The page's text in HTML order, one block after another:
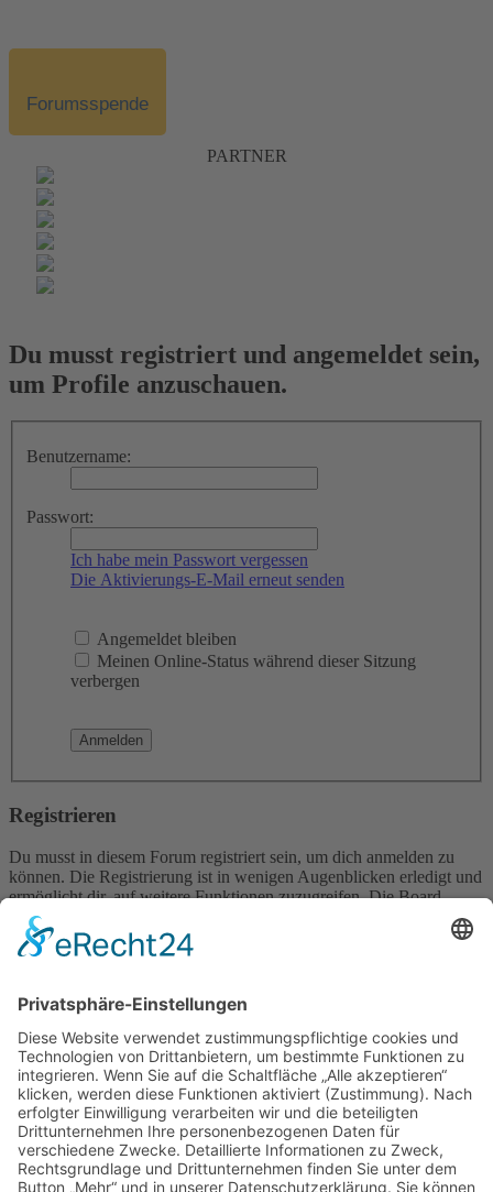
Forumsspende
PARTNER
Du musst registriert und angemeldet sein,
um Profile anzuschauen.
Benutzername:
Passwort:
Ich habe mein Passwort vergessen
Die Aktivierungs-E-Mail erneut senden
Angemeldet bleiben
Meinen Online-Status während dieser Sitzung
verbergen
Registrieren
Du musst in diesem Forum registriert sein, um dich anmelden zu
können. Die Registrierung ist in wenigen Augenblicken erledigt und
ermöglicht dir, auf weitere Funktionen zuzugreifen. Die Board-
Administration kann registrierten Benutzern auch zusätzliche
Berechtigungen zuweisen. Beachte bitte unsere
Nutzungsbedingungen und die verwandten Regelungen, bevor du
wenn du dich in diesem Board bewegst.
Nutzungsbedingungen|Datenschutzerklärung
Registrieren
Foren-Übersicht
Alle Zeiten sindUTC+02:00
Alle Cookies löschen